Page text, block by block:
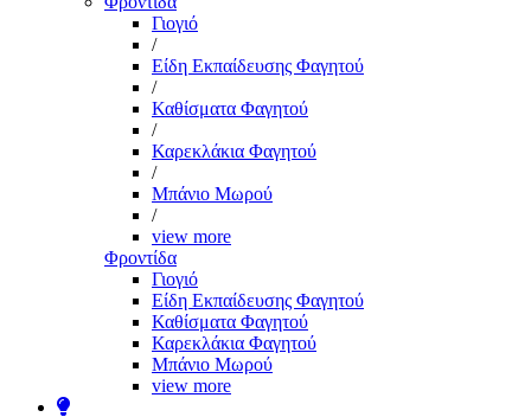
Γιογιό
/
Είδη Εκπαίδευσης Φαγητού
/
Καθίσματα Φαγητού
/
Καρεκλάκια Φαγητού
/
Μπάνιο Μωρού
/
view more
Φροντίδα
Γιογιό
Είδη Εκπαίδευσης Φαγητού
Καθίσματα Φαγητού
Καρεκλάκια Φαγητού
Μπάνιο Μωρού
view more